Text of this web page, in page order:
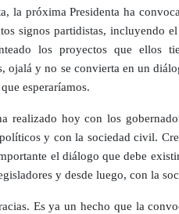
la próxima Presidenta ha
signos partidistas, incluyendo
los proyectos que ellos
ojalá y no se convierta en un
esperaríamos.
realizado hoy con los
y con la sociedad civil.
el diálogo que debe
y desde luego, con la
Es ya un hecho que la